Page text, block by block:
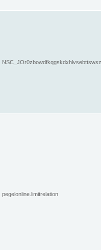
pegelonline.limitrelation